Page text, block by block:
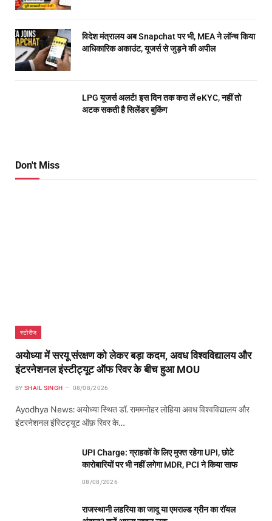
विदेश मंत्रालय अब Snapchat पर भी, MEA ने लॉन्च किया
आधिकारिक अकाउंट, यूजर्स से जुड़ने की अपील
LPG यूजर्स अलर्ट! इस दिन तक करा लें eKYC, नहीं तो
अटक सकती है सिलेंडर बुकिंग
Don't Miss
स्टोरीज
अयोध्या में सरयू संरक्षण को लेकर बड़ा कदम, अवध विश्वविद्यालय और
इंटरनेशनल इंस्टीट्यूट ऑफ रिवर के बीच हुआ MOU
BY SHAIL SINGH 08/08/2026
Ayodhya News: अयोध्या स्थित डॉ. राममनोहर लोहिया अवध विश्वविद्यालय और
इंटरनेशनल इंस्टिट्यूट ऑफ़ रिवर के…
UPI Charge: ग्राहकों के लिए मुफ्त रहेगा UPI, छोटे
कारोबारियों पर भी नहीं लगेगा MDR, PCI ने किया साफ
08/08/2026
राजस्थानी लहरिया का जादू या एमराल्ड ग्रीन का रॉयल